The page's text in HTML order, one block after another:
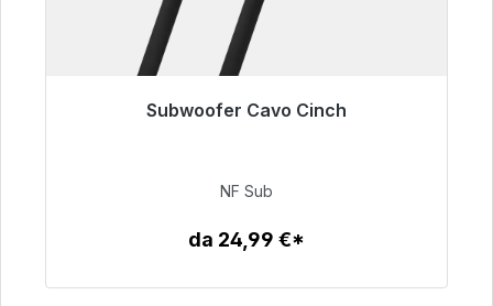
Subwoofer Cavo Cinch
Pronto per la spedizione immediata, tempo di
63,99 €
NF Sub
da 24,99 €*